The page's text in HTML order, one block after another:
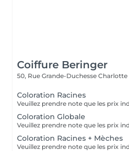
Coiffure Beringer
50, Rue Grande-Duchesse Charlotte
Coloration Racines
Coloration Globale
Coloration Racines + Mèches